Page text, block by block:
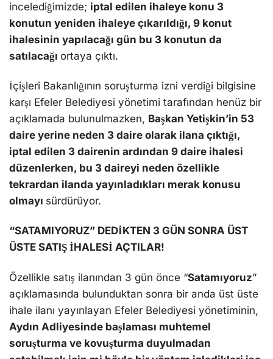
incelediğimizde; iptal edilen ihaleye konu 3
konutun yeniden ihaleye çıkarıldığı, 9 konut
ihalesinin yapılacağı gün bu 3 konutun da
satılacağı ortaya çıktı.
İçişleri Bakanlığının soruşturma izni verdiği bilgisine
karşı Efeler Belediyesi yönetimi tarafından henüz bir
açıklamada bulunulmazken, Başkan Yetişkin’in 53
daire yerine neden 3 daire olarak ilana çıktığı,
iptal edilen 3 dairenin ardından 9 daire ihalesi
düzenlerken, bu 3 daireyi neden özellikle
tekrardan ilanda yayınladıkları merak konusu
olmayı sürdürüyor.
“SATAMIYORUZ” DEDİKTEN 3 GÜN SONRA ÜST
ÜSTE SATIŞ İHALESİ AÇTILAR!
Özellikle satış ilanından 3 gün önce “Satamıyoruz”
açıklamasında bulunduktan sonra bir anda üst üste
ihale ilanı yayınlayan Efeler Belediyesi yönetiminin,
Aydın Adliyesinde başlaması muhtemel
soruşturma ve kovuşturma duyulmadan